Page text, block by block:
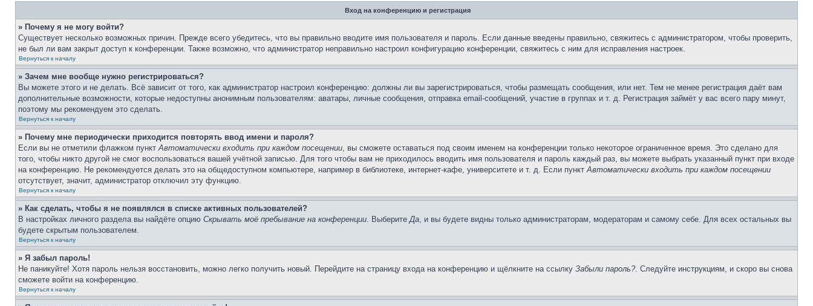
Вход на конференцию и регистрация
» Почему я не могу войти?
Существует несколько возможных причин. Прежде всего убедитесь, что вы правильно вводите имя пользователя и пароль. Если данные введены правильно, свяжитесь с администратором, чтобы проверить,
не был ли вам закрыт доступ к конференции. Также возможно, что администратор неправильно настроил конфигурацию конференции, свяжитесь с ним для исправления настроек.
Вернуться к началу
» Зачем мне вообще нужно регистрироваться?
Вы можете этого и не делать. Всё зависит от того, как администратор настроил конференцию: должны ли вы зарегистрироваться, чтобы размещать сообщения, или нет. Тем не менее регистрация даёт вам
дополнительные возможности, которые недоступны анонимным пользователям: аватары, личные сообщения, отправка email-сообщений, участие в группах и т. д. Регистрация займёт у вас всего пару минут,
поэтому мы рекомендуем это сделать.
Вернуться к началу
» Почему мне периодически приходится повторять ввод имени и пароля?
Если вы не отметили флажком пунктАвтоматически входить при каждом посещении, вы сможете оставаться под своим именем на конференции только некоторое ограниченное время. Это сделано для
того, чтобы никто другой не смог воспользоваться вашей учётной записью. Для того чтобы вам не приходилось вводить имя пользователя и пароль каждый раз, вы можете выбрать указанный пункт при входе
на конференцию. Не рекомендуется делать это на общедоступном компьютере, например в библиотеке, интернет-кафе, университете и т. д. Если пунктАвтоматически входить при каждом посещении
отсутствует, значит, администратор отключил эту функцию.
Вернуться к началу
» Как сделать, чтобы я не появлялся в списке активных пользователей?
В настройках личного раздела вы найдёте опцию Скрывать моё пребывание на конференции. ВыберитеДа, и вы будете видны только администраторам, модераторам и самому себе. Для всех остальных вы
будете скрытым пользователем.
Вернуться к началу
» Я забыл пароль!
Не паникуйте! Хотя пароль нельзя восстановить, можно легко получить новый. Перейдите на страницу входа на конференцию и щёлкните на ссылку Забыли пароль?. Следуйте инструкциям, и скоро вы снова
сможете войти на конференцию.
Вернуться к началу